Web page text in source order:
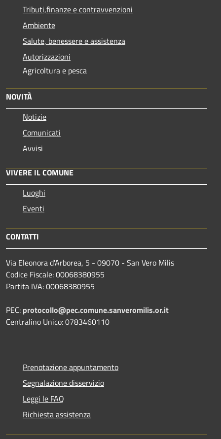
Tributi,finanze e contravvenzioni
Ambiente
Salute, benessere e assistenza
Autorizzazioni
Agricoltura e pesca
NOVITÀ
Notizie
Comunicati
Avvisi
VIVERE IL COMUNE
Luoghi
Eventi
CONTATTI
Via Eleonora d'Arborea, 5 - 09070 - San Vero Milis
Codice Fiscale: 00068380955
Partita IVA: 00068380955
PEC: protocollo@pec.comune.sanveromilis.or.it
Centralino Unico: 0783460110
Prenotazione appuntamento
Segnalazione disservizio
Leggi le FAQ
Richiesta assistenza